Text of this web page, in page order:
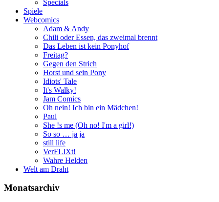
Specials
Spiele
Webcomics
Adam & Andy
Chili oder Essen, das zweimal brennt
Das Leben ist kein Ponyhof
Freitag?
Gegen den Strich
Horst und sein Pony
Idiots' Tale
It's Walky!
Jam Comics
Oh nein! Ich bin ein Mädchen!
Paul
She !s me (Oh no! I'm a girl!)
So so … ja ja
still life
VerFLIXt!
Wahre Helden
Welt am Draht
Monatsarchiv